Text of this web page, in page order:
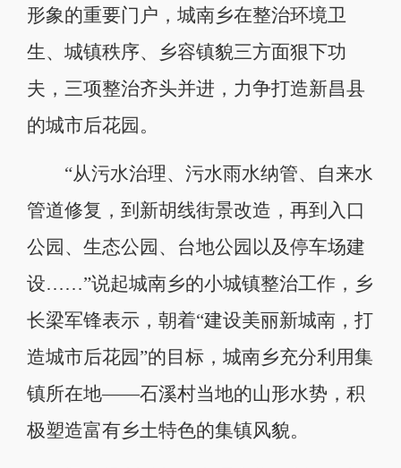
形象的重要门户，城南乡在整治环境卫
生、城镇秩序、乡容镇貌三方面狠下功
夫，三项整治齐头并进，力争打造新昌县
的城市后花园。
“从污水治理、污水雨水纳管、自来水
管道修复，到新胡线街景改造，再到入口
公园、生态公园、台地公园以及停车场建
设……”说起城南乡的小城镇整治工作，乡
长梁军锋表示，朝着“建设美丽新城南，打
造城市后花园”的目标，城南乡充分利用集
镇所在地——石溪村当地的山形水势，积
极塑造富有乡土特色的集镇风貌。